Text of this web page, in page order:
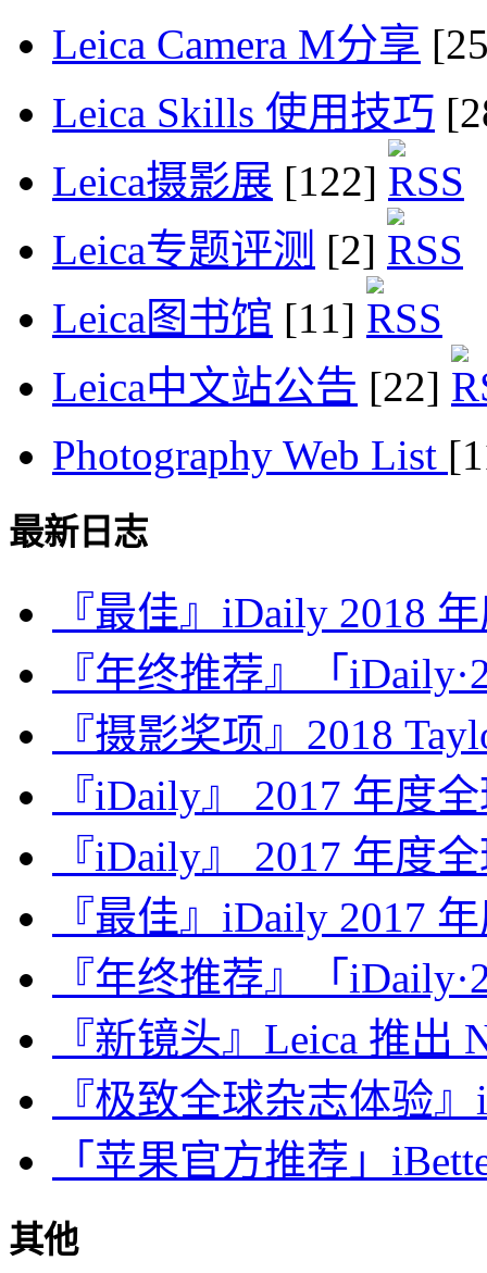
Leica Camera M分享
Leica Skills 使用技巧
Leica摄影展 [122]
Leica专题评测 [2]
Leica图书馆 [11]
Leica中文站公告 [22]
Photography Web List
最新日志
『最佳』iDaily 2018
『年终推荐』「
『摄影奖项』2018
『iDaily』 2017 年度
『iDaily』 2017 年度
『最佳』iDaily 2017
『年终推荐』「
『新镜头』Leica 推出
『极致全球杂志体验
「苹果官方推荐」
其他